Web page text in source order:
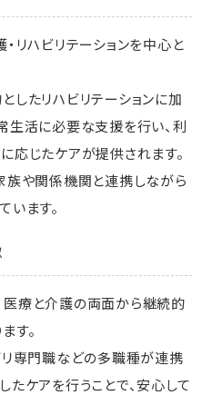
リハビリテーションを中心と
したリハビリテーションに加
生活に必要な支援を行い、利
応じたケアが提供されます。
族や関係機関と連携しながら
います。
療と介護の両面から継続的
す。
リ専門職などの多職種が連携
たケアを行うことで、安心して